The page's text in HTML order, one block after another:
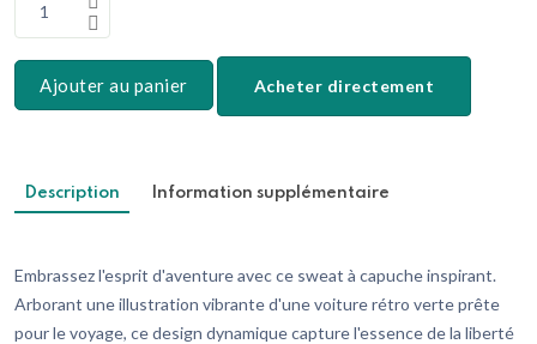
1
Ajouter au panier Acheter directement
Description Information supplémentaire
Embrassez l'esprit d'aventure avec ce sweat à capuche inspirant.
Arborant une illustration vibrante d'une voiture rétro verte prête
pour le voyage, ce design dynamique capture l'essence de la liberté